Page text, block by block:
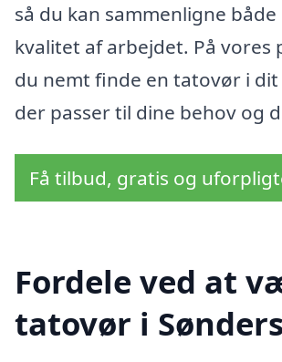
så du kan sammenligne både
kvalitet af arbejdet. På vores
du nemt finde en tatovør i
der passer til dine behov og
Få tilbud, gratis og
Fordele ved at
tatovør i